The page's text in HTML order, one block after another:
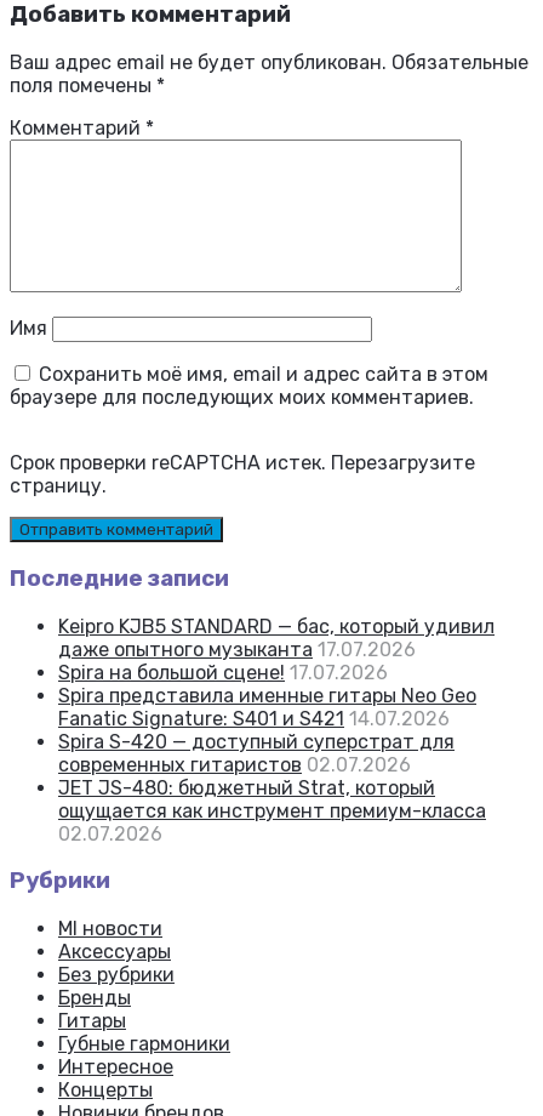
Добавить комментарий
Ваш адрес email не будет опубликован. Обязательные
поля помечены *
Комментарий *
Имя
Сохранить моё имя, email и адрес сайта в этом
браузере для последующих моих комментариев.
Срок проверки reCAPTCHA истек. Перезагрузите
страницу.
Последние записи
Keipro KJB5 STANDARD — бас, который удивил
даже опытного музыканта 17.07.2026
Spira на большой сцене! 17.07.2026
Spira представила именные гитары Neo Geo
Fanatic Signature: S401 и S421 14.07.2026
Spira S-420 — доступный суперстрат для
современных гитаристов 02.07.2026
JET JS-480: бюджетный Strat, который
ощущается как инструмент премиум-класса
02.07.2026
Рубрики
MI новости
Аксессуары
Без рубрики
Бренды
Гитары
Губные гармоники
Интересное
Концерты